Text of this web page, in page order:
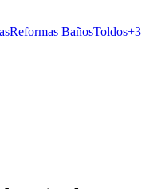
Reformas BañosToldos+3